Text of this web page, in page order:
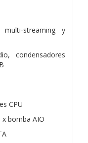
streaming y
condensadores
CPU
x bomba AIO